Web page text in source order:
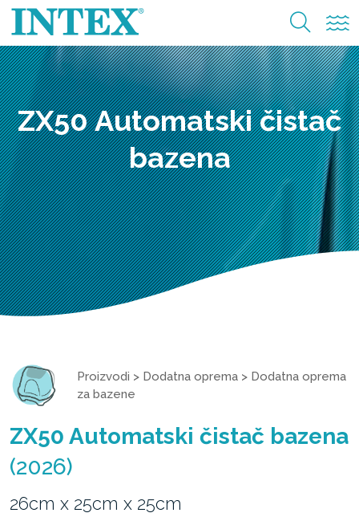
ZX50 Automatski čistač
bazena
Proizvodi > Dodatna oprema > Dodatna oprema
za bazene
ZX50 Automatski čistač bazena
(2026)
26cm x 25cm x 25cm